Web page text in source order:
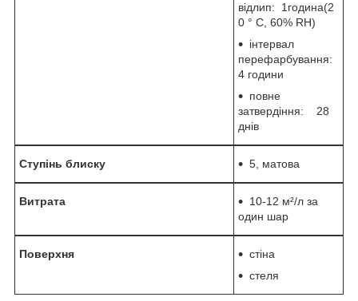
відлип: 1година(2
0 ° C, 60% RH)
інтервал
перефарбування:
4 години
повне
затвердіння: 28
днів
Ступінь блиску 5, матова
Витрата
10-12 м²/л за
один шар
Поверхня
стіна
стеля